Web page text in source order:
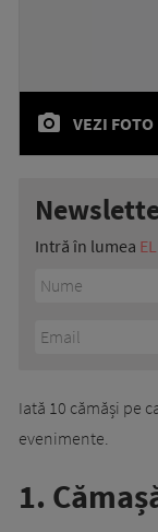
VEZI FOTO
Intră în lumea
Iată 10 cămăși pe
evenimente.
1.